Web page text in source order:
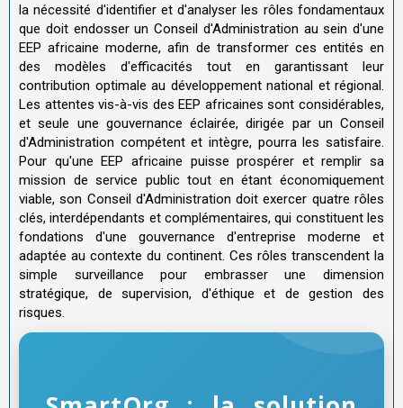
la nécessité d'identifier et d'analyser les rôles fondamentaux
que doit endosser un Conseil d'Administration au sein d'une
EEP africaine moderne, afin de transformer ces entités en
des modèles d'efficacités tout en garantissant leur
contribution optimale au développement national et régional.
Les attentes vis-à-vis des EEP africaines sont considérables,
et seule une gouvernance éclairée, dirigée par un Conseil
d'Administration compétent et intègre, pourra les satisfaire.
Pour qu'une EEP africaine puisse prospérer et remplir sa
mission de service public tout en étant économiquement
viable, son Conseil d'Administration doit exercer quatre rôles
clés, interdépendants et complémentaires, qui constituent les
fondations d'une gouvernance d'entreprise moderne et
adaptée au contexte du continent. Ces rôles transcendent la
simple surveillance pour embrasser une dimension
stratégique, de supervision, d'éthique et de gestion des
risques.